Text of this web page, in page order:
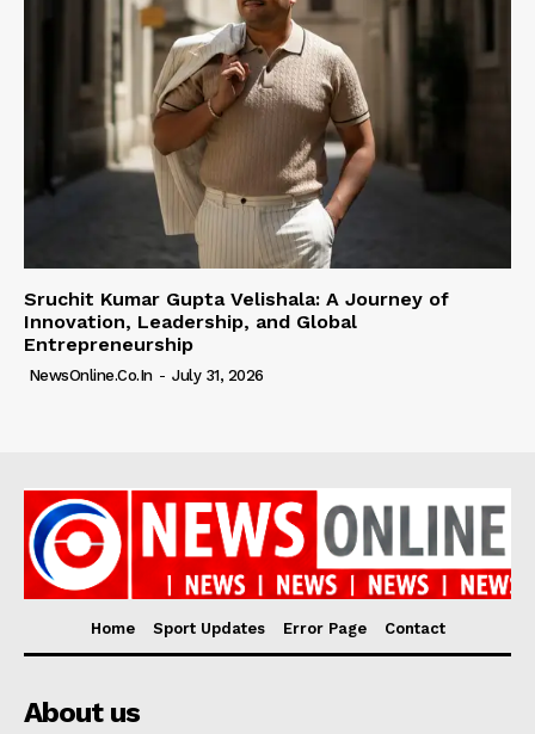
Sruchit Kumar Gupta Velishala: A Journey of
Innovation, Leadership, and Global
Entrepreneurship
NewsOnline.co.in - July 31, 2026
Home Sport Updates Error Page Contact
About us